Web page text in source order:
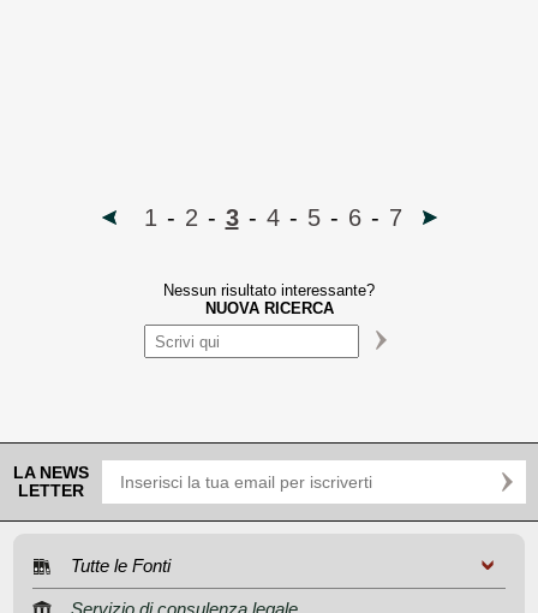
1 - 2 - 3 - 4 - 5 - 6 - 7
Nessun risultato interessante?
NUOVA RICERCA
LA NEWS
LETTER
Tutte le Fonti